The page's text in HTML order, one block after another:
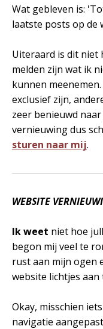
Wat gebleven is:
laatste posts op de
Uiteraard is dit niet
melden zijn wat ik
kunnen
exclusief zijn,
zeer benieuwd
vernieuwing dus
sturen naar mij.
WEBSITE
Ik weet niet hoe
begon mij veel te
rust aan mijn ogen
website lichtjes aan
Okay, misschien
navigatie